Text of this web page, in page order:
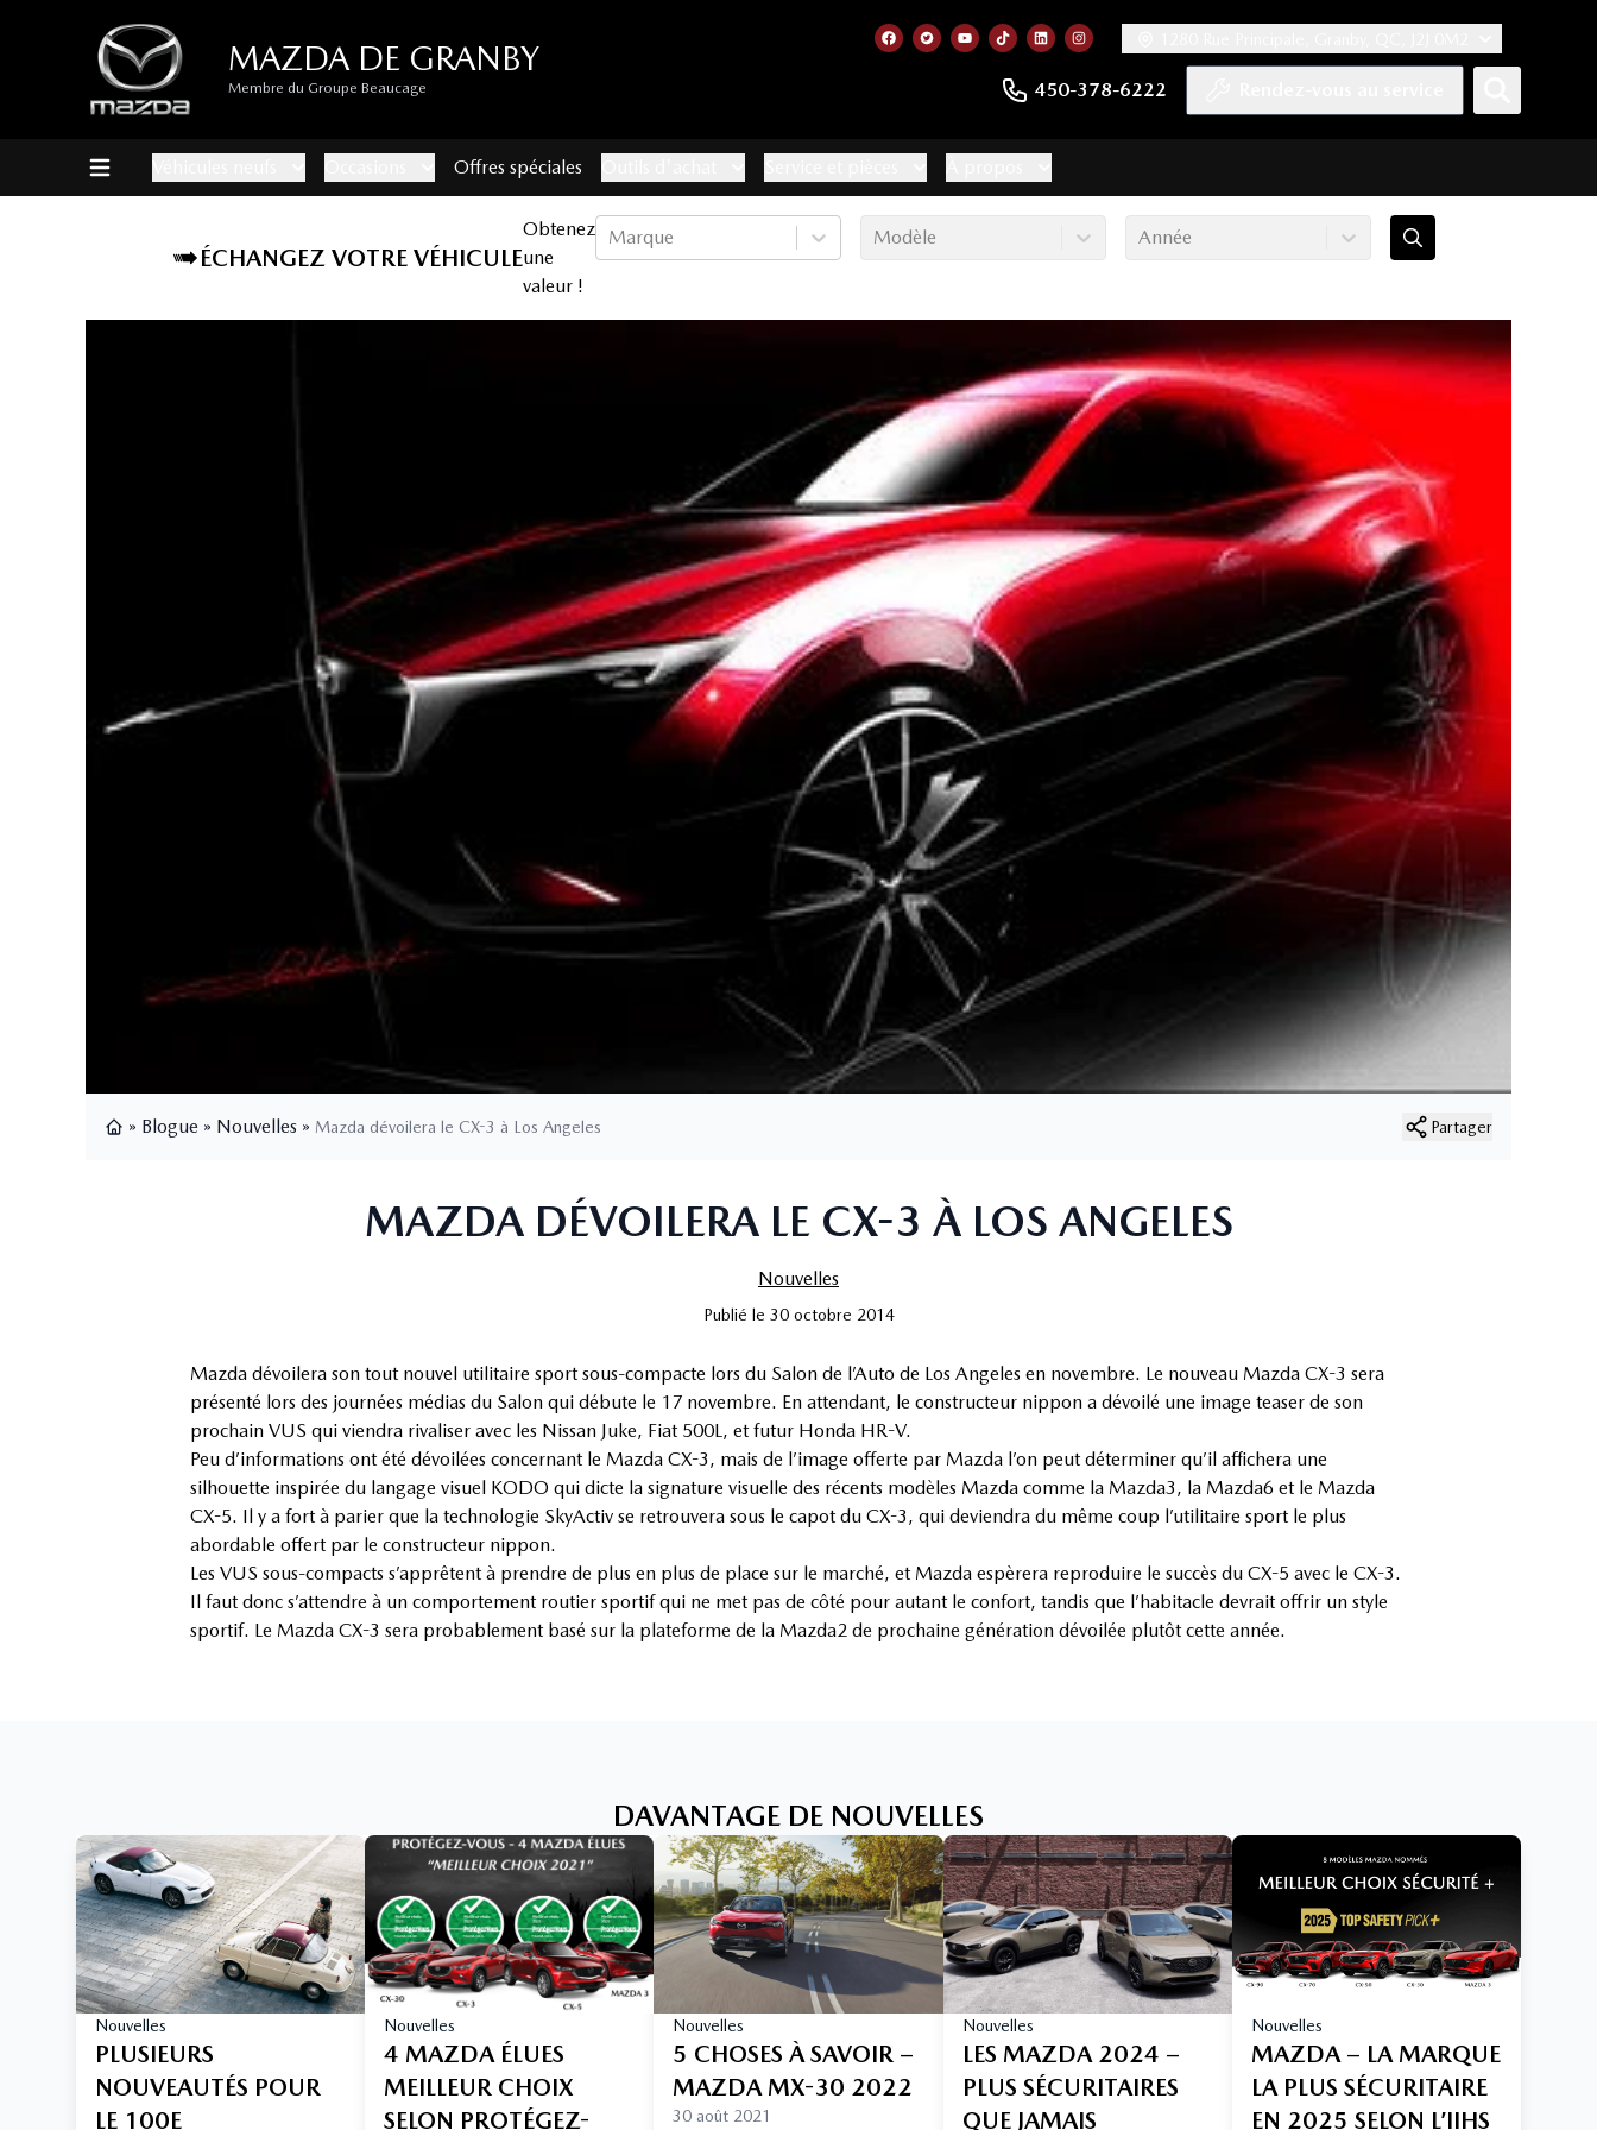
MAZDA DE GRANBY
Membre du Groupe Beaucage 450-378-6222
Lien vers notre page facebook
Lien vers notre compte Twitter
Lien vers notre chaîne YouTube
Lien vers notre compte Tiktok
Lien vers notre compte LinkedIn
Lien vers notre compte Instagram
Offres spéciales
ÉCHANGEZ VOTRE VÉHICULE
Obtenez
une
valeur !
Marque Modèle Année
» Blogue » Nouvelles » Mazda dévoilera le CX-3 à Los Angeles Partager
MAZDA DÉVOILERA LE CX-3 À LOS ANGELES
Nouvelles
Publié le 30 octobre 2014
Mazda dévoilera son tout nouvel utilitaire sport sous-compacte lors du Salon de l’Auto de Los Angeles en novembre. Le nouveau Mazda CX-3 sera
présenté lors des journées médias du Salon qui débute le 17 novembre. En attendant, le constructeur nippon a dévoilé une image teaser de son
prochain VUS qui viendra rivaliser avec les Nissan Juke, Fiat 500L, et futur Honda HR-V.
Peu d’informations ont été dévoilées concernant le Mazda CX-3, mais de l’image offerte par Mazda l’on peut déterminer qu’il affichera une
silhouette inspirée du langage visuel KODO qui dicte la signature visuelle des récents modèles Mazda comme la Mazda3, la Mazda6 et le Mazda
CX-5. Il y a fort à parier que la technologie SkyActiv se retrouvera sous le capot du CX-3, qui deviendra du même coup l’utilitaire sport le plus
abordable offert par le constructeur nippon.
Les VUS sous-compacts s’apprêtent à prendre de plus en plus de place sur le marché, et Mazda espèrera reproduire le succès du CX-5 avec le CX-3.
Il faut donc s’attendre à un comportement routier sportif qui ne met pas de côté pour autant le confort, tandis que l’habitacle devrait offrir un style
sportif. Le Mazda CX-3 sera probablement basé sur la plateforme de la Mazda2 de prochaine génération dévoilée plutôt cette année.
DAVANTAGE DE NOUVELLES
Nouvelles
PLUSIEURS
NOUVEAUTÉS POUR
LE 100E
Nouvelles
4 MAZDA ÉLUES
MEILLEUR CHOIX
SELON PROTÉGEZ-
Nouvelles
5 CHOSES À SAVOIR –
MAZDA MX-30 2022
30 août 2021
Nouvelles
LES MAZDA 2024 –
PLUS SÉCURITAIRES
QUE JAMAIS
Nouvelles
MAZDA – LA MARQUE
LA PLUS SÉCURITAIRE
EN 2025 SELON L’IIHS